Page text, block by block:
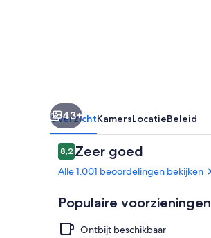
43+
OverzichtKamersLocatieBeleid
Beoordelingen
8,28,2 op 10 –
Zeer goed
Alle 1.001 beoordelingen bekijken
Populaire voorzieningen
Ontbijt beschikbaar